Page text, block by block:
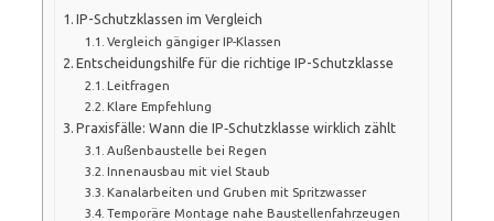
IP-Schutzklassen im Vergleich
Vergleich gängiger IP-Klassen
Entscheidungshilfe für die richtige IP-Schutzklasse
Leitfragen
Klare Empfehlung
Praxisfälle: Wann die IP‑Schutzklasse wirklich zählt
Außenbaustelle bei Regen
Innenausbau mit viel Staub
Kanalarbeiten und Gruben mit Spritzwasser
Temporäre Montage nahe Baustellenfahrzeugen